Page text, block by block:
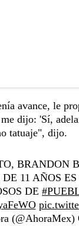
avance, le
dijo: 'Sí,
tatuaje", dijo.
BRANDON
11 AÑOS
DE
(@AhoraMex)